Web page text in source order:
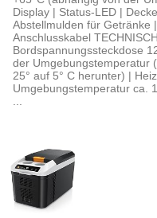
Display | Status-LED |
Abstellmulden für Getränke
Anschlusskabel
Bordspannungssteckdose
der Umgebungstemperatur
25° auf 5° C herunter) |
Umgebungstemperatur ca.